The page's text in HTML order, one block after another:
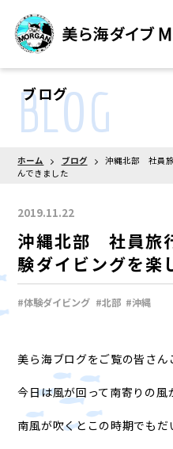
ブログ
BLOG
ホーム ブログ
沖縄北部 社員旅
んできました
2019.11.22
沖縄北部 社員旅
験ダイビングを楽
#体験ダイビング #北部 #沖縄
美ら海ブログをご覧の皆さん
今日は風が回って南寄りの風
南風が吹くとこの時期でも